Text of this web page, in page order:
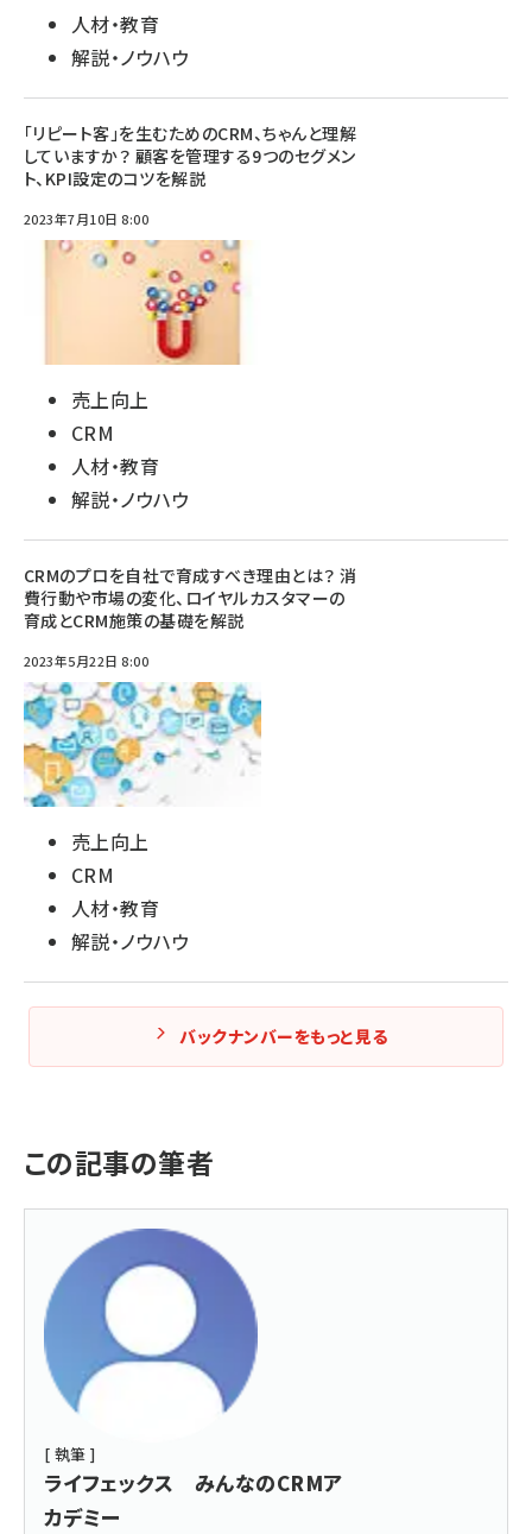
人材・教育
解説・ノウハウ
「リピート客」を生むためのCRM、ちゃんと理解
していますか？ 顧客を管理する9つのセグメン
ト、KPI設定のコツを解説
2023年7月10日 8:00
売上向上
CRM
人材・教育
解説・ノウハウ
CRMのプロを自社で育成すべき理由とは？ 消
費行動や市場の変化、ロイヤルカスタマーの
育成とCRM施策の基礎を解説
2023年5月22日 8:00
売上向上
CRM
人材・教育
解説・ノウハウ
バックナンバーをもっと見る
この記事の筆者
[ 執筆 ]
ライフェックス みんなのCRMア
カデミー